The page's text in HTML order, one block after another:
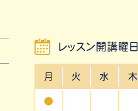
レッスン開講曜日
月 火 水 木
●